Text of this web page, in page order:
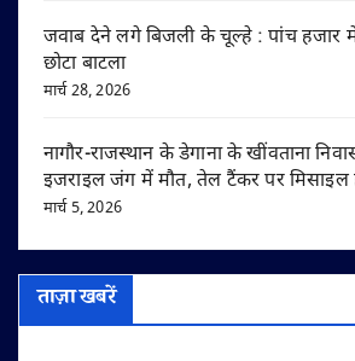
जवाब देने लगे बिजली के चूल्हे : पांच हजार
छोटा बाटला
मार्च 28, 2026
नागौर-राजस्थान के डेगाना के खींवताना
इजराइल जंग में मौत, तेल टैंकर पर मिसाइल
मार्च 5, 2026
ताज़ा खबरें